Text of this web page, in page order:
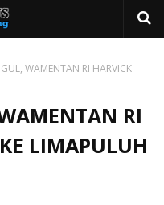
WAMENTAN RI HARVICK
RI
LIMAPULUH